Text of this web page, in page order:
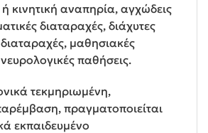
κινητική αναπηρία, αγχώδεις
διαταραχές, διάχυτες
μαθησιακές
παθήσεις.
τεκμηριωμένη,
πραγματοποιείται
εκπαιδευμένο